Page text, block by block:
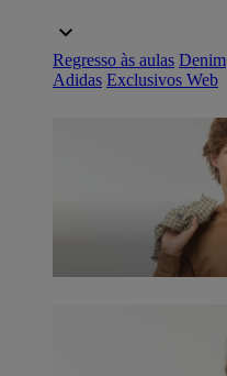
Regresso às aulas Denim
Adidas Exclusivos Web